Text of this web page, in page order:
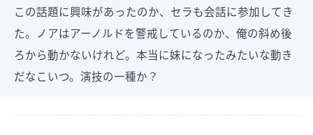
この話題に興味があったのか、セラも会話に参加してき
た。ノアはアーノルドを警戒しているのか、俺の斜め後
ろから動かないけれど。本当に妹になったみたいな動き
だなこいつ。演技の一種か？